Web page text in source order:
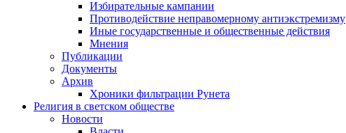
Избирательные кампании
Противодействие неправомерному антиэкстремизму
Иные государственные и общественные действия
Мнения
Публикации
Документы
Архив
Хроники фильтрации Рунета
Религия в светском обществе
Новости